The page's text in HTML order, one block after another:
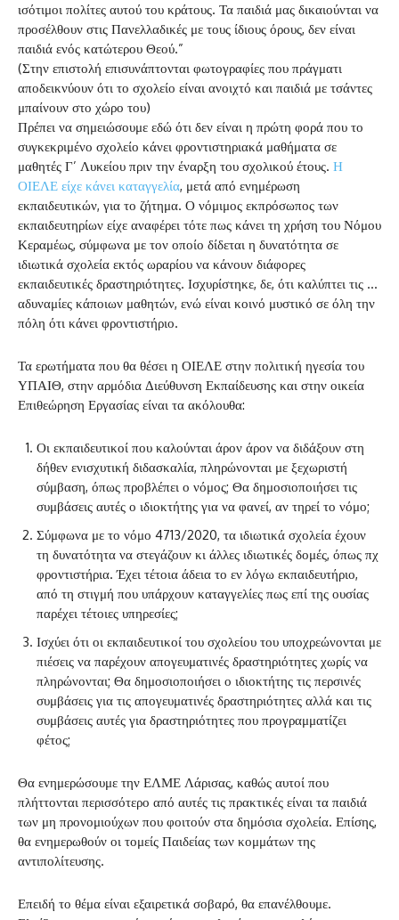
ισότιμοι πολίτες αυτού του κράτους. Τα παιδιά μας δικαιούνται να
προσέλθουν στις Πανελλαδικές με τους ίδιους όρους, δεν είναι
παιδιά ενός κατώτερου Θεού.”
(Στην επιστολή επισυνάπτονται φωτογραφίες που πράγματι
αποδεικνύουν ότι το σχολείο είναι ανοιχτό και παιδιά με τσάντες
μπαίνουν στο χώρο του)
Πρέπει να σημειώσουμε εδώ ότι δεν είναι η πρώτη φορά που το
συγκεκριμένο σχολείο κάνει φροντιστηριακά μαθήματα σε
μαθητές Γ’ Λυκείου πριν την έναρξη του σχολικού έτους. Η
ΟΙΕΛΕ είχε κάνει καταγγελία, μετά από ενημέρωση
εκπαιδευτικών, για το ζήτημα. Ο νόμιμος εκπρόσωπος των
εκπαιδευτηρίων είχε αναφέρει τότε πως κάνει τη χρήση του Νόμου
Κεραμέως, σύμφωνα με τον οποίο δίδεται η δυνατότητα σε
ιδιωτικά σχολεία εκτός ωραρίου να κάνουν διάφορες
εκπαιδευτικές δραστηριότητες. Ισχυρίστηκε, δε, ότι καλύπτει τις …
αδυναμίες κάποιων μαθητών, ενώ είναι κοινό μυστικό σε όλη την
πόλη ότι κάνει φροντιστήριο.
Τα ερωτήματα που θα θέσει η ΟΙΕΛΕ στην πολιτική ηγεσία του
ΥΠΑΙΘ, στην αρμόδια Διεύθυνση Εκπαίδευσης και στην οικεία
Επιθεώρηση Εργασίας είναι τα ακόλουθα:
Οι εκπαιδευτικοί που καλούνται άρον άρον να διδάξουν στη
δήθεν ενισχυτική διδασκαλία, πληρώνονται με ξεχωριστή
σύμβαση, όπως προβλέπει ο νόμος; Θα δημοσιοποιήσει τις
συμβάσεις αυτές ο ιδιοκτήτης για να φανεί, αν τηρεί το νόμο;
Σύμφωνα με το νόμο 4713/2020, τα ιδιωτικά σχολεία έχουν
τη δυνατότητα να στεγάζουν κι άλλες ιδιωτικές δομές, όπως πχ
φροντιστήρια. Έχει τέτοια άδεια το εν λόγω εκπαιδευτήριο,
από τη στιγμή που υπάρχουν καταγγελίες πως επί της ουσίας
παρέχει τέτοιες υπηρεσίες;
Ισχύει ότι οι εκπαιδευτικοί του σχολείου του υποχρεώνονται με
πιέσεις να παρέχουν απογευματινές δραστηριότητες χωρίς να
πληρώνονται; Θα δημοσιοποιήσει ο ιδιοκτήτης τις περσινές
συμβάσεις για τις απογευματινές δραστηριότητες αλλά και τις
συμβάσεις αυτές για δραστηριότητες που προγραμματίζει
φέτος;
Θα ενημερώσουμε την ΕΛΜΕ Λάρισας, καθώς αυτοί που
πλήττονται περισσότερο από αυτές τις πρακτικές είναι τα παιδιά
των μη προνομιούχων που φοιτούν στα δημόσια σχολεία. Επίσης,
θα ενημερωθούν οι τομείς Παιδείας των κομμάτων της
αντιπολίτευσης.
Επειδή το θέμα είναι εξαιρετικά σοβαρό, θα επανέλθουμε.